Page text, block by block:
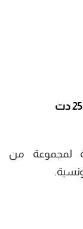
لمجموعة من